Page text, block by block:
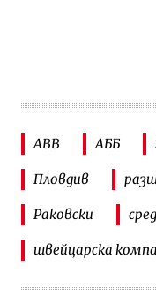
ABB АББ
Пловдив
Раковски
швейцарска